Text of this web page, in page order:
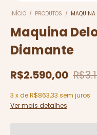
INÍCIO / PRODUTOS / MAQUINA
Maquina
Diamante
R$2.590,00
3 xdeR$863,33 sem juros
Ver mais detalhes